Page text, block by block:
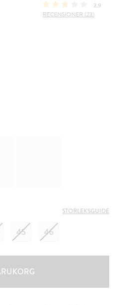
2.9
RECENSIONER (23)
STORLEKSGUIDE
45 46